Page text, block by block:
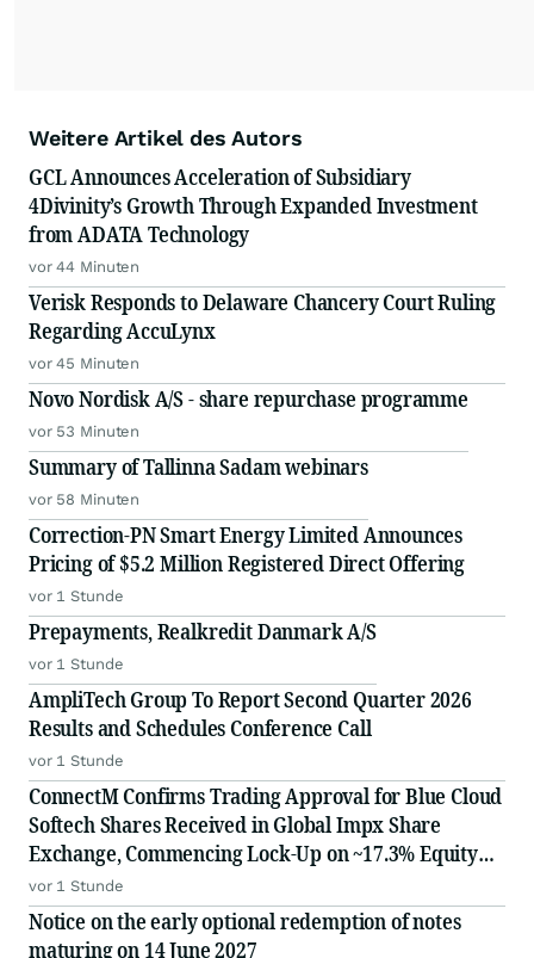
Weitere Artikel des Autors
GCL Announces Acceleration of Subsidiary
4Divinity’s Growth Through Expanded Investment
from ADATA Technology
vor 44 Minuten
Verisk Responds to Delaware Chancery Court Ruling
Regarding AccuLynx
vor 45 Minuten
Novo Nordisk A/S - share repurchase programme
vor 53 Minuten
Summary of Tallinna Sadam webinars
vor 58 Minuten
Correction-PN Smart Energy Limited Announces
Pricing of $5.2 Million Registered Direct Offering
vor 1 Stunde
Prepayments, Realkredit Danmark A/S
vor 1 Stunde
AmpliTech Group To Report Second Quarter 2026
Results and Schedules Conference Call
vor 1 Stunde
ConnectM Confirms Trading Approval for Blue Cloud
Softech Shares Received in Global Impx Share
Exchange, Commencing Lock-Up on ~17.3% Equity
Stake in BSE-Listed AI, Energy and Digital
Infrastructure Platform
vor 1 Stunde
Notice on the early optional redemption of notes
maturing on 14 June 2027